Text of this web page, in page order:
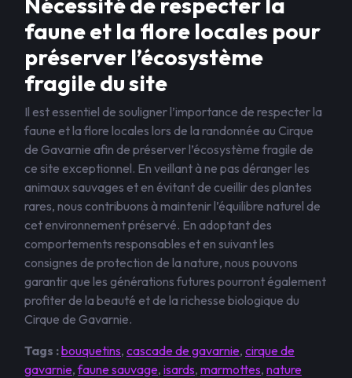
faune et la flore locales pour
préserver l’écosystème
fragile du site
Il est essentiel de souligner l’importance de respecter la
faune et la flore locales lors de la randonnée au Cirque
de Gavarnie afin de préserver l’écosystème fragile de
ce site exceptionnel. En veillant à ne pas déranger les
animaux sauvages et en évitant de cueillir des plantes
rares, nous contribuons à maintenir l’équilibre naturel de
cet environnement préservé. En adoptant des
comportements responsables et en suivant les
consignes de protection de la nature, nous pouvons
garantir que les générations futures pourront également
profiter de la beauté et de la richesse biologique du
Cirque de Gavarnie.
Tags :bouquetins, cascade de gavarnie, cirque de
gavarnie,faune sauvage, isards, marmottes, nature